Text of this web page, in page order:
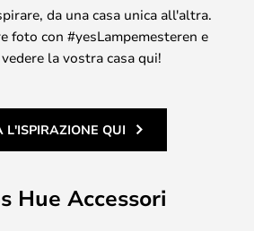
da una casa unica all'altra.
foto con #yesLampemesteren e
la vostra casa qui!
L'ISPIRAZIONE QUI
Hue Accessori